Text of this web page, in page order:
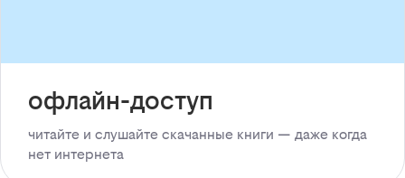
офлайн-доступ
читайте и слушайте скачанные книги — даже когда
нет интернета